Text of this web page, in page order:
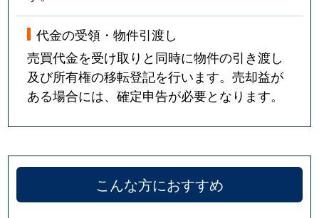
代金の受領・物件引渡し
売買代金を受け取りと同時に物件の引き渡し
及び所有権の移転登記を行います。売却益が
ある場合には、確定申告が必要となります。
こんな方におすすめ